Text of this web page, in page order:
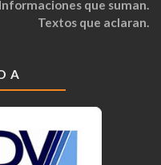
que suman.
Textos que aclaran.
A